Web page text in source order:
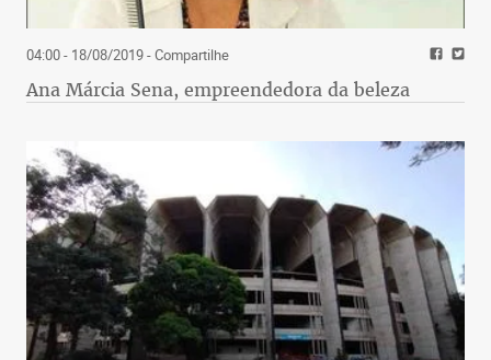
04:00 - 18/08/2019- Compartilhe
Ana Márcia Sena, empreendedora da beleza